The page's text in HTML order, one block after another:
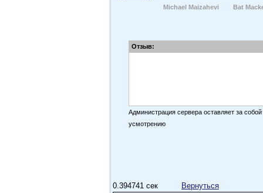
Michael Maizahevi
Bat
Отзыв:
Администрация сервера оставляет за
усмотрению
0.394741 сек
Вернуться